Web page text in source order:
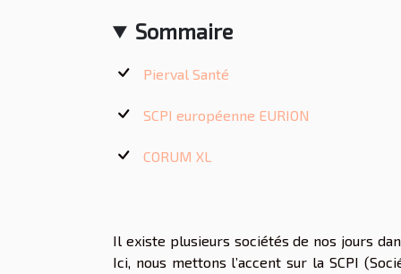
Sommaire
Pierval Santé
SCPI européenne EURION
CORUM XL
Il existe plusieurs sociétés de nos jours
Ici, nous mettons l’accent sur la SCPI